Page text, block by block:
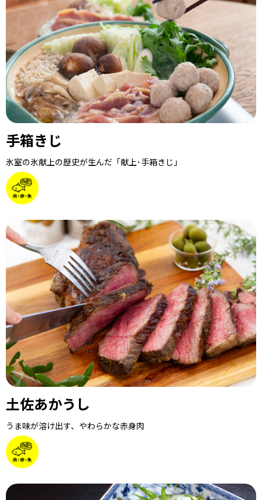
手箱きじ
氷室の氷献上の歴史が生んだ「献上･手箱きじ」
土佐あかうし
うま味が溶け出す、やわらかな赤身肉